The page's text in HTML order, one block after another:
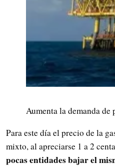
Aumenta la demanda
Para este día el precio de la
mixto, al apreciarse 1 a 2
pocas entidades bajar el